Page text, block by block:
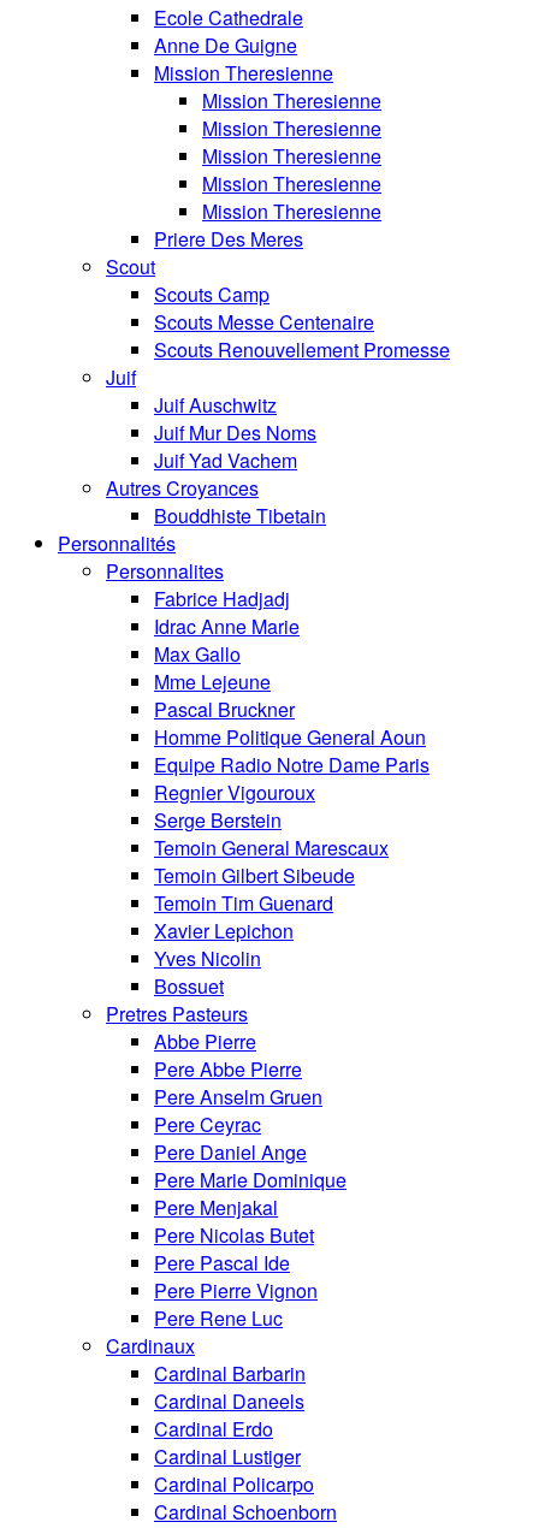
Ecole Cathedrale
Anne De Guigne
Mission Theresienne
Mission Theresienne
Mission Theresienne
Mission Theresienne
Mission Theresienne
Mission Theresienne
Priere Des Meres
Scout
Scouts Camp
Scouts Messe Centenaire
Scouts Renouvellement Promesse
Juif
Juif Auschwitz
Juif Mur Des Noms
Juif Yad Vachem
Autres Croyances
Bouddhiste Tibetain
Personnalités
Personnalites
Fabrice Hadjadj
Idrac Anne Marie
Max Gallo
Mme Lejeune
Pascal Bruckner
Homme Politique General Aoun
Equipe Radio Notre Dame Paris
Regnier Vigouroux
Serge Berstein
Temoin General Marescaux
Temoin Gilbert Sibeude
Temoin Tim Guenard
Xavier Lepichon
Yves Nicolin
Bossuet
Pretres Pasteurs
Abbe Pierre
Pere Abbe Pierre
Pere Anselm Gruen
Pere Ceyrac
Pere Daniel Ange
Pere Marie Dominique
Pere Menjakal
Pere Nicolas Butet
Pere Pascal Ide
Pere Pierre Vignon
Pere Rene Luc
Cardinaux
Cardinal Barbarin
Cardinal Daneels
Cardinal Erdo
Cardinal Lustiger
Cardinal Policarpo
Cardinal Schoenborn